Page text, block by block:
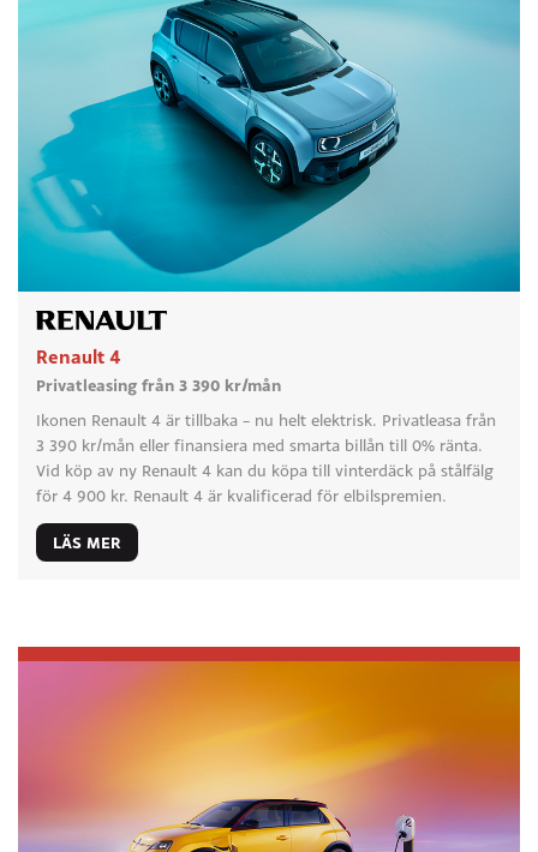
Renault 4
Privatleasing från 3 390 kr/mån
Ikonen Renault 4 är tillbaka – nu helt elektrisk. Privatleasa från
3 390 kr/mån eller finansiera med smarta billån till 0% ränta.
Vid köp av ny Renault 4 kan du köpa till vinterdäck på stålfälg
för 4 900 kr. Renault 4 är kvalificerad för elbilspremien.
LÄS MER